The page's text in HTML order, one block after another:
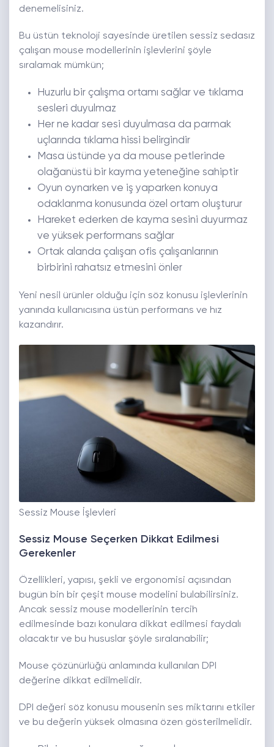
denemelisiniz.
Bu üstün teknoloji sayesinde üretilen sessiz sedasız
çalışan mouse modellerinin işlevlerini şöyle
sıralamak mümkün;
Huzurlu bir çalışma ortamı sağlar ve tıklama
sesleri duyulmaz
Her ne kadar sesi duyulmasa da parmak
uçlarında tıklama hissi belirgindir
Masa üstünde ya da mouse petlerinde
olağanüstü bir kayma yeteneğine sahiptir
Oyun oynarken ve iş yaparken konuya
odaklanma konusunda özel ortam oluşturur
Hareket ederken de kayma sesini duyurmaz
ve yüksek performans sağlar
Ortak alanda çalışan ofis çalışanlarının
birbirini rahatsız etmesini önler
Yeni nesil ürünler olduğu için söz konusu işlevlerinin
yanında kullanıcısına üstün performans ve hız
kazandırır.
Sessiz Mouse İşlevleri
Sessiz Mouse Seçerken Dikkat Edilmesi
Gerekenler
Özellikleri, yapısı, şekli ve ergonomisi açısından
bugün bin bir çeşit mouse modelini bulabilirsiniz.
Ancak sessiz mouse modellerinin tercih
edilmesinde bazı konulara dikkat edilmesi faydalı
olacaktır ve bu hususlar şöyle sıralanabilir;
Mouse çözünürlüğü anlamında kullanılan DPI
değerine dikkat edilmelidir.
DPI değeri söz konusu mousenin ses miktarını etkiler
ve bu değerin yüksek olmasına özen gösterilmelidir.